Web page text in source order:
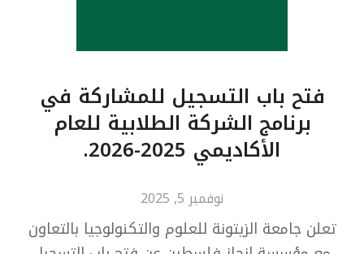
فتح باب التسجيل للمشاركة في
برنامج الشركة الطلابية للعام
الأكاديمي 2025-2026.
نوفمبر 5, 2025
تعلن جامعة الزيتونة للعلوم والتكنولوجيا بالتعاون